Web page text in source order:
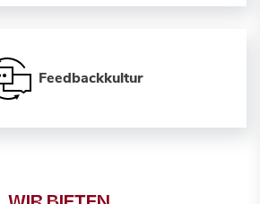
Feedbackkultur